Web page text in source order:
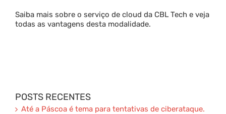
Saiba mais sobre o serviço de cloud da CBL Tech e veja
todas as vantagens desta modalidade.
POSTS RECENTES
Até a Páscoa é tema para tentativas de ciberataque.